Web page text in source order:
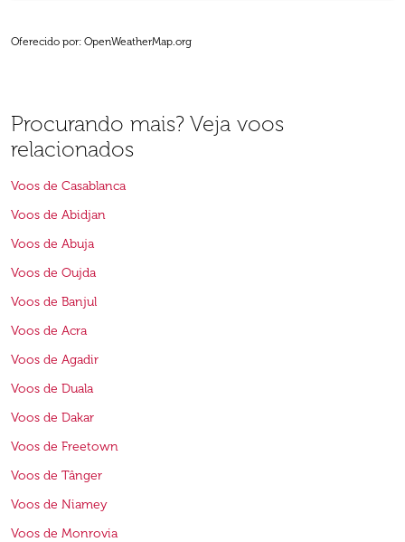
Oferecido por: OpenWeatherMap.org
Procurando mais? Veja voos
relacionados
Voos de Casablanca
Voos de Abidjan
Voos de Abuja
Voos de Oujda
Voos de Banjul
Voos de Acra
Voos de Agadir
Voos de Duala
Voos de Dakar
Voos de Freetown
Voos de Tânger
Voos de Niamey
Voos de Monrovia